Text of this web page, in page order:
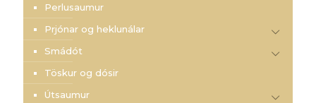
Perlusaumur
Prjónar og heklunálar
Smádót
Töskur og dósir
Útsaumur